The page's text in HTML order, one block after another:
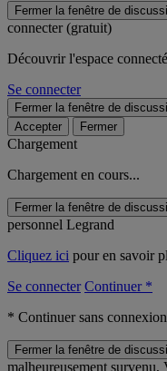
Fermer la fenêtre de
connecter (gratuit)
Découvrir l'espace connecté
Se connecter
Fermer la fenêtre de
Accepter Fermer
Chargement
Chargement en cours...
Fermer la fenêtre de
personnel Legrand
Cliquez ici pour en savoir
Se connecter Continuer *
* Continuer sans connexion
Fermer la fenêtre de
malheureusement survenu,